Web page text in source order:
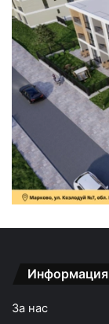
Информация
За нас